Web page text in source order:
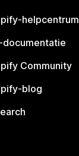
helpcentrum
documentatie
Community
blog